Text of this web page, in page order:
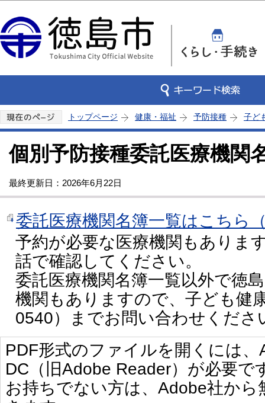
トップページ 健康・福祉 予防接種 子ど
個別予防接種委託医療機関
最終更新日：2026年6月22日
委託医療機関名簿一覧はこちら
予約が必要な医療機関もありま
話で確認してください。
委託医療機関名簿一覧以外で徳
機関もありますので、子ども健
0540）までお問い合わせくださ
PDF形式のファイルを開くには
DC（旧Adobe Reader）が必要で
お持ちでない方は、Adobe社か